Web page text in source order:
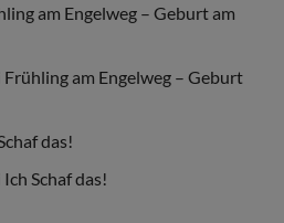
am Engelweg – Geburt am
Frühling am Engelweg – Geburt
das!
Ich Schaf das!